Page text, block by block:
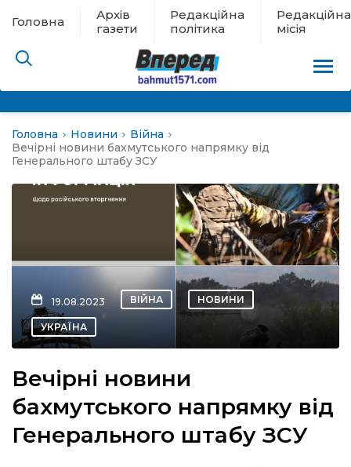
Головна
Архів
газети
Редакційна
політика
Редакційна
місія
евакуації
новини
Головна Новини
Війна
Вечірні новини бахмутського напрямку від
Генерального штабу ЗСУ
19.08.2023 ВІЙНА НОВИНИ
УКРАЇНА
Вечірні новини
бахмутського напрямку від
Генерального штабу ЗСУ